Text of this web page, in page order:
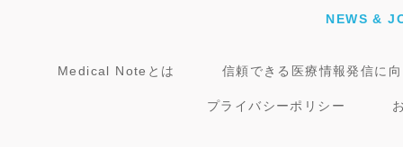
NEWS &
Medical Noteとは 信頼できる医療情報発信に
プライバシーポリシー